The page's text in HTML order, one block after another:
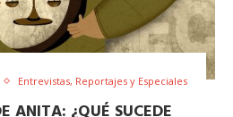
Entrevistas, Reportajes y Especiales